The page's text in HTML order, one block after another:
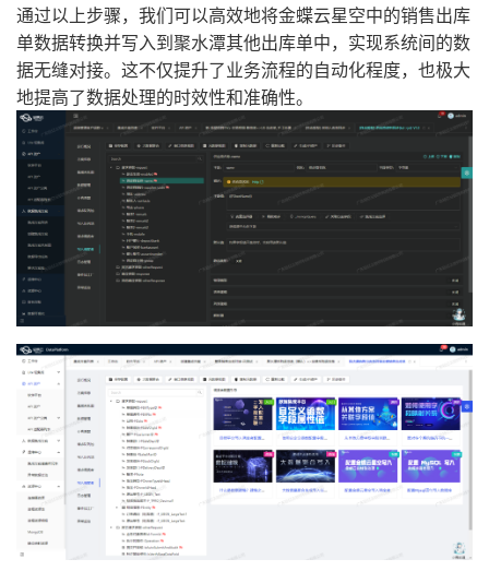
通过以上步骤，我们可以高效地将金蝶云星空中的销售出库
单数据转换并写入到聚水潭其他出库单中，实现系统间的数
据无缝对接。这不仅提升了业务流程的自动化程度，也极大
地提高了数据处理的时效性和准确性。